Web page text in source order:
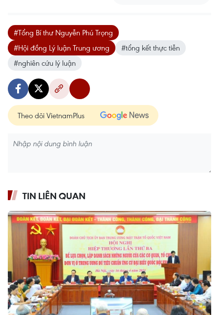
#Tổng Bí thư Nguyễn Phú Trọng
#Hội đồng Lý luận Trung ương
#tổng kết thực tiễn
#nghiên cứu lý luận
Theo dõi VietnamPlus
TIN LIÊN QUAN